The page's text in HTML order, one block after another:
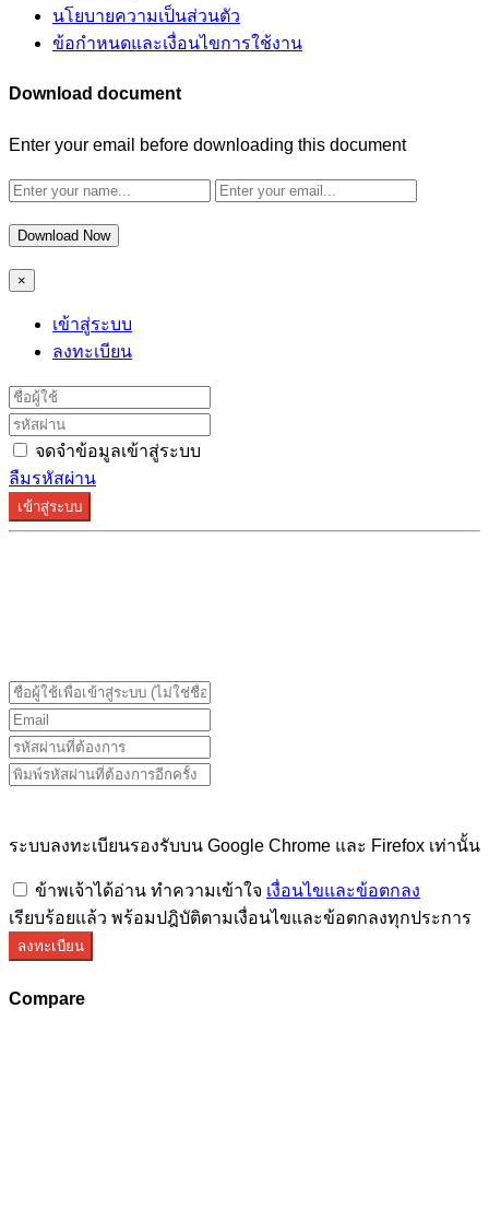
นโยบายความเป็นส่วนตัว
ข้อกำหนดและเงื่อนไขการใช้งาน
Download document
Enter your email before downloading this document
Download Now
×
เข้าสู่ระบบ
ลงทะเบียน
จดจำข้อมูลเข้าสู่ระบบ
ลืมรหัสผ่าน
เข้าสู่ระบบ
ระบบลงทะเบียนรองรับบน Google Chrome และ Firefox เท่านั้น
ข้าพเจ้าได้อ่าน ทำความเข้าใจ เงื่อนไขและข้อตกลง
เรียบร้อยแล้ว พร้อมปฎิบัติตามเงื่อนไขและข้อตกลงทุกประการ
ลงทะเบียน
Compare